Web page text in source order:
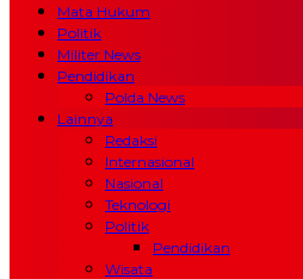
Mata Hukum
Politik
Militer News
Pendidikan
Polda News
Lainnya
Redaksi
Internasional
Nasional
Teknologi
Politik
Pendidikan
Wisata